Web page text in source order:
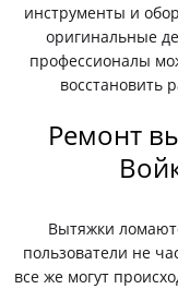
инструменты и
оригинальные
профессионалы
восстановить
Ремонт
Вытяжки
пользователи не
все же могут